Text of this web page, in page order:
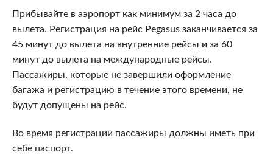
Прибывайте в аэропорт как минимум за 2 часа до
вылета. Регистрация на рейс Pegasus заканчивается за
45 минут до вылета на внутренние рейсы и за 60
минут до вылета на международные рейсы.
Пассажиры, которые не завершили оформление
багажа и регистрацию в течение этого времени, не
будут допущены на рейс.
Во время регистрации пассажиры должны иметь при
себе паспорт.